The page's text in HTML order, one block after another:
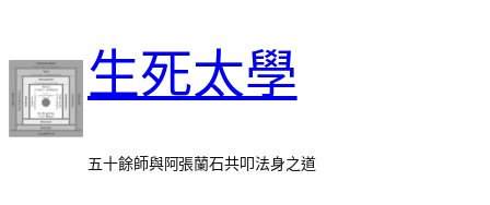
至
主
要
生死太學
五十餘師與阿張蘭石共叩法身之道